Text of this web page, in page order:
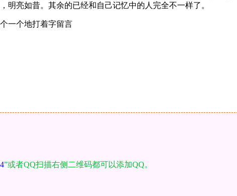
亮如昔。其余的已经和自己记忆中的人完全不一样了。
一个地打着字留言
”或者QQ扫描右侧二维码都可以添加QQ。